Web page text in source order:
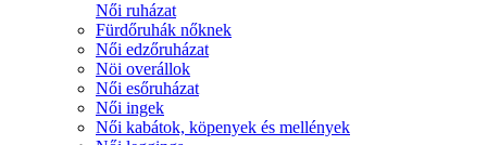
Női ruházat
Fürdőruhák nőknek
Női edzőruházat
Nöi overállok
Női esőruházat
Női ingek
Női kabátok, köpenyek és mellények